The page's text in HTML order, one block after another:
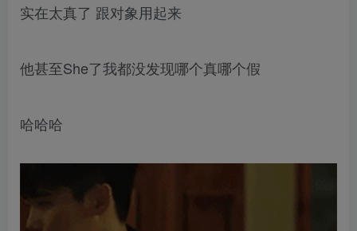
实在太真了 跟对象用起来
他甚至She了我都没发现哪个真哪个假
哈哈哈